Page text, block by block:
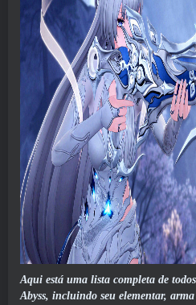
Aqui está uma lista completa de
Abyss, incluindo seu elementar,